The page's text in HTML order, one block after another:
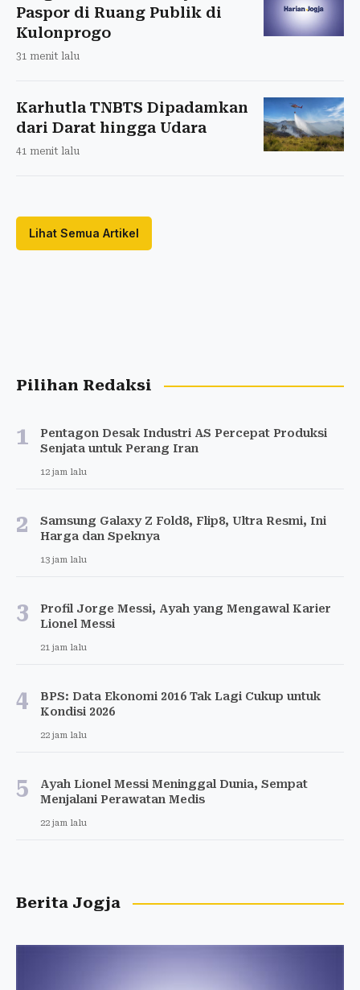
Paspor di Ruang Publik di
Kulonprogo
31 menit lalu
Karhutla TNBTS Dipadamkan
dari Darat hingga Udara
41 menit lalu
Lihat Semua Artikel
Pilihan Redaksi
1
Pentagon Desak Industri AS Percepat Produksi
Senjata untuk Perang Iran
12 jam lalu
2
Samsung Galaxy Z Fold8, Flip8, Ultra Resmi, Ini
Harga dan Speknya
13 jam lalu
3
Profil Jorge Messi, Ayah yang Mengawal Karier
Lionel Messi
21 jam lalu
4
BPS: Data Ekonomi 2016 Tak Lagi Cukup untuk
Kondisi 2026
22 jam lalu
5
Ayah Lionel Messi Meninggal Dunia, Sempat
Menjalani Perawatan Medis
22 jam lalu
Berita Jogja